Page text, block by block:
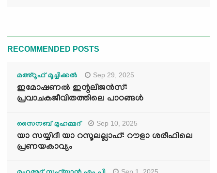
RECOMMENDED POSTS
മഅ്റൂഫ് മൂച്ചിക്കല്‍ Sep 29, 2025
ഇമോഷണൽ ഇന്റലിജൻസ്:
പ്രവാചകജീവിതത്തിലെ പാഠങ്ങൾ
സൈനബ് മുഹമ്മദ് Sep 10, 2025
യാ സയ്യിദീ യാ റസൂലല്ലാഹ്: റൗളാ ശരീഫിലെ
പ്രണയകാവ്യം